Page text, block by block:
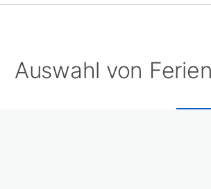
Auswahl von